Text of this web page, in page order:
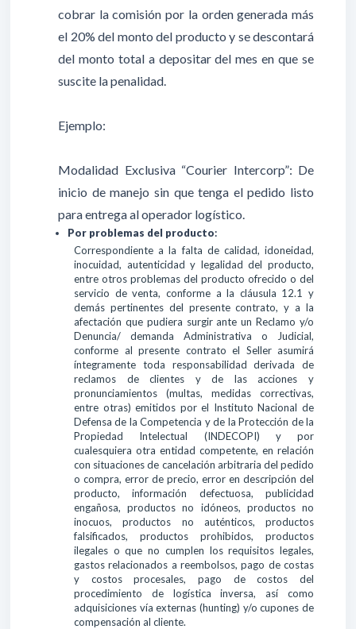
cobrar la comisión por la orden generada más
el 20% del monto del producto y se descontará
del monto total a depositar del mes en que se
suscite la penalidad.
Ejemplo:
Modalidad Exclusiva “Courier Intercorp”: De
inicio de manejo sin que tenga el pedido listo
para entrega al operador logístico.
Por problemas del producto:
Correspondiente a la falta de calidad, idoneidad,
inocuidad, autenticidad y legalidad del producto,
entre otros problemas del producto ofrecido o del
servicio de venta, conforme a la cláusula 12.1 y
demás pertinentes del presente contrato, y a la
afectación que pudiera surgir ante un Reclamo y/o
Denuncia/ demanda Administrativa o Judicial,
conforme al presente contrato el Seller asumirá
íntegramente toda responsabilidad derivada de
reclamos de clientes y de las acciones y
pronunciamientos (multas, medidas correctivas,
entre otras) emitidos por el Instituto Nacional de
Defensa de la Competencia y de la Protección de la
Propiedad Intelectual (INDECOPI) y por
cualesquiera otra entidad competente, en relación
con situaciones de cancelación arbitraria del pedido
o compra, error de precio, error en descripción del
producto, información defectuosa, publicidad
engañosa, productos no idóneos, productos no
inocuos, productos no auténticos, productos
falsificados, productos prohibidos, productos
ilegales o que no cumplen los requisitos legales,
gastos relacionados a reembolsos, pago de costas
y costos procesales, pago de costos del
procedimiento de logística inversa, así como
adquisiciones vía externas (hunting) y/o cupones de
compensación al cliente.